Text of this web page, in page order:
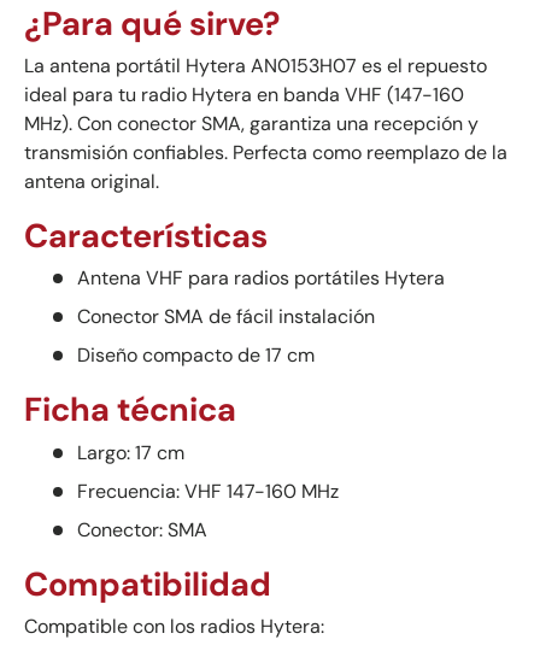
¿Para qué sirve?
La antena portátil Hytera AN0153H07 es el repuesto
ideal para tu radio Hytera en banda VHF (147-160
MHz). Con conector SMA, garantiza una recepción y
transmisión confiables. Perfecta como reemplazo de la
antena original.
Características
Antena VHF para radios portátiles Hytera
Conector SMA de fácil instalación
Diseño compacto de 17 cm
Ficha técnica
Largo: 17 cm
Frecuencia: VHF 147-160 MHz
Conector: SMA
Compatibilidad
Compatible con los radios Hytera: